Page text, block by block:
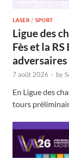
LASER / SPORT
Ligue des
Fès et la
adversaires
7 août 2026 - by
En Ligue des
tours